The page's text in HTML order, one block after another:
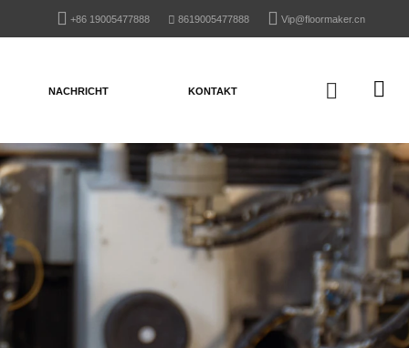
+86 19005477888 8619005477888 Vip@floormaker.cn
NACHRICHT KONTAKT